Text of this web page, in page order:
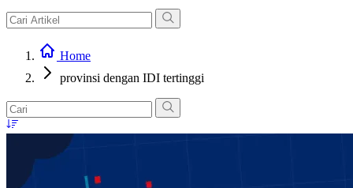
Home
provinsi dengan IDI tertinggi